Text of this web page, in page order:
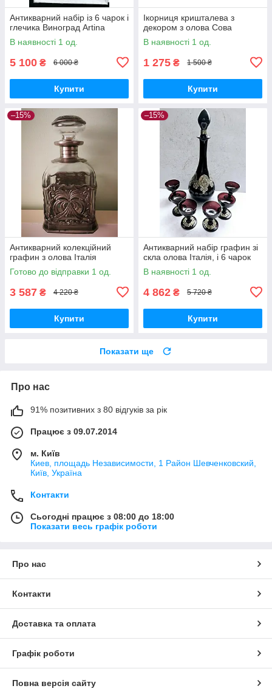
Антикварний набір із 6 чарок і
глечика Виноград Artina
В наявності 1 од.
5 100 ₴ 6 000 ₴
Купити
Ікорниця кришталева з
декором з олова Сова
В наявності 1 од.
1 275 ₴ 1 500 ₴
Купити
–15%
Антикварний колекційний
графин з олова Італія
Готово до відправки 1 од.
3 587 ₴ 4 220 ₴
Купити
–15%
Антикварний набір графин зі
скла олова Італія, і 6 чарок
В наявності 1 од.
4 862 ₴ 5 720 ₴
Купити
Показати ще
Про нас
91% позитивних з 80 відгуків за рік
Працює з 09.07.2014
м. Київ
Киев, площадь Независимости, 1 Район Шевченковский,
Київ, Україна
Контакти
Сьогодні працює з 08:00 до 18:00
Показати весь графік роботи
Про нас
Контакти
Доставка та оплата
Графік роботи
Повна версія сайту